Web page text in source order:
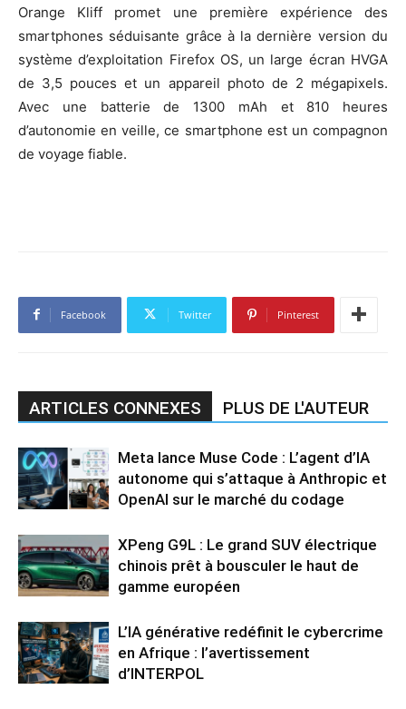
Orange Kliff promet une première expérience des
smartphones séduisante grâce à la dernière version du
système d’exploitation Firefox OS, un large écran HVGA
de 3,5 pouces et un appareil photo de 2 mégapixels.
Avec une batterie de 1300 mAh et 810 heures
d’autonomie en veille, ce smartphone est un compagnon
de voyage fiable.
Facebook Twitter Pinterest
ARTICLES CONNEXES PLUS DE L'AUTEUR
Meta lance Muse Code : L’agent d’IA
autonome qui s’attaque à Anthropic et
OpenAI sur le marché du codage
XPeng G9L : Le grand SUV électrique
chinois prêt à bousculer le haut de
gamme européen
L’IA générative redéfinit le cybercrime
en Afrique : l’avertissement
d’INTERPOL